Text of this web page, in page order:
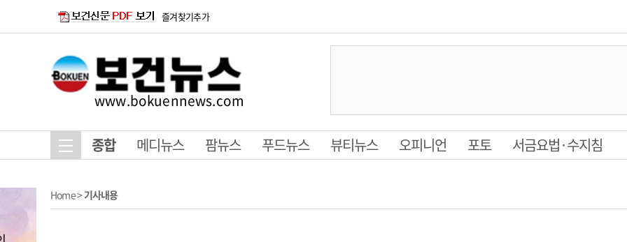
즐겨찾기추가
www.bokuennews.com
종합 메디뉴스 팜뉴스 푸드뉴스 뷰티뉴스 오피니언 포토 서금요법·수지침
Home>기사내용